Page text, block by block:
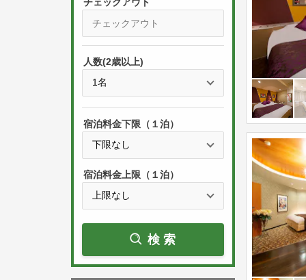
r
s
s
e
w
a
r
P
r
s
t
e
w
a
r
人数(2歳以上)
宿泊料金下限（１泊）
宿泊料金上限（１泊）
検索